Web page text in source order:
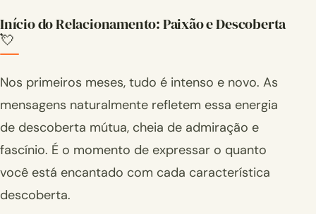
Início do Relacionamento: Paixão e Descoberta
💘
Nos primeiros meses, tudo é intenso e novo. As
mensagens naturalmente refletem essa energia
de descoberta mútua, cheia de admiração e
fascínio. É o momento de expressar o quanto
você está encantado com cada característica
descoberta.